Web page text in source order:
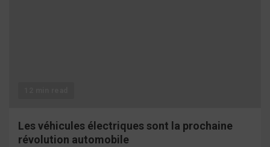
Les véhicules électriques sont la prochaine
révolution automobile